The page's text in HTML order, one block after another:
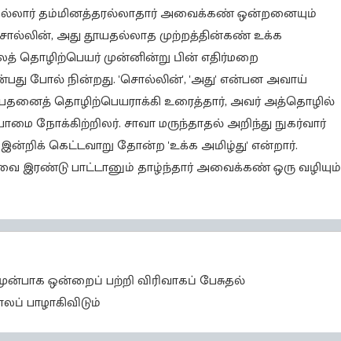
தம்மினத்தரல்லாதார் அவைக்கண் ஒன்றனையும்
அது தூயதல்லாத முற்றத்தின்கண் உக்க
தொழிற்பெயர் முன்னின்று பின் எதிர்மறை
போல் நின்றது. 'சொல்லின்', 'அது' என்பன அவாய்
தொழிற்பெயராக்கி உரைத்தார், அவர் அத்தொழில்
சாவா மருந்தாதல் அறிந்து நுகர்வார்
கெட்டவாறு தோன்ற 'உக்க அமிழ்து' என்றார்.
பாட்டானும் தாழ்ந்தார் அவைக்கண் ஒரு வழியும்
ஒன்றைப் பற்றி விரிவாகப் பேசுதல்